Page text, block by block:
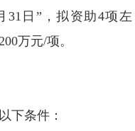
31日”，拟资助4项左
万元/项。
条件：